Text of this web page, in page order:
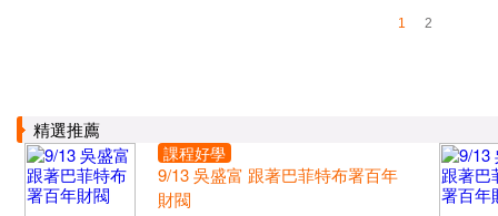
1 2
精選推薦
課程好學
9/13 吳盛富 跟著巴菲特布署百年
財閥